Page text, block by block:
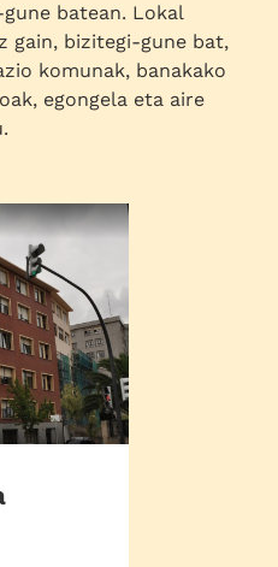
batean. Lokal
gain, bizitegi-gune bat,
komunak, banakako
egongela eta aire